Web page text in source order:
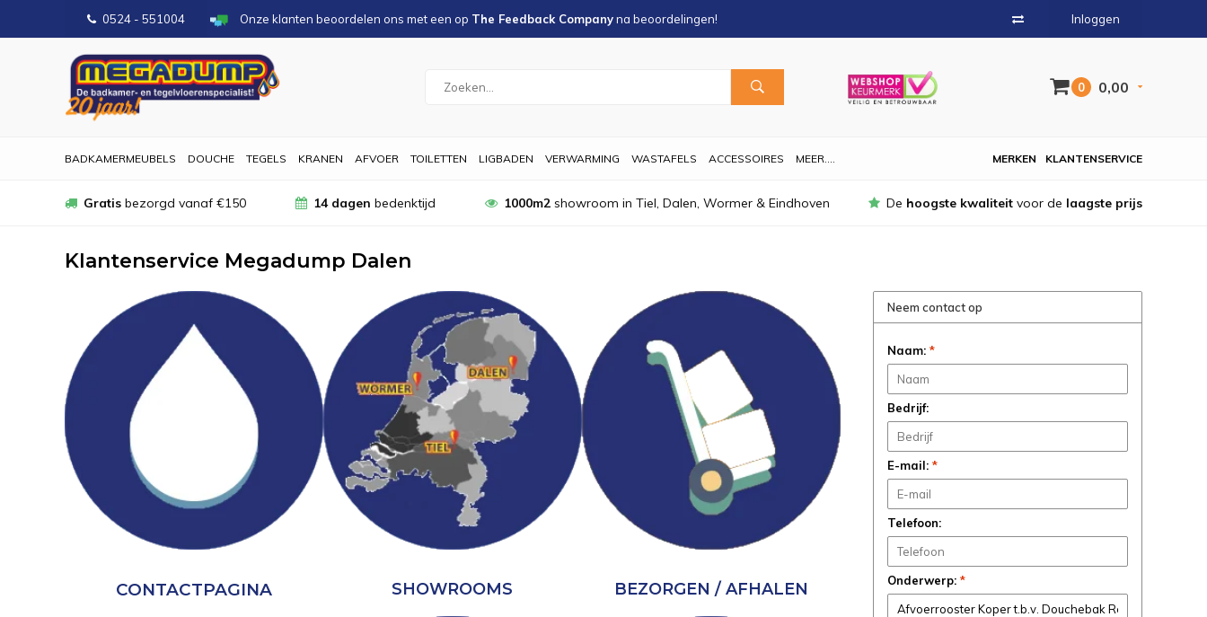
0524 - 551004 Onze klanten beoordelen ons met een op The Feedback Companyna beoordelingen! Inloggen
0 0,00
BADKAMERMEUBELS DOUCHE TEGELS KRANEN AFVOER TOILETTEN LIGBADEN VERWARMING WASTAFELS ACCESSOIRES MEER.... KLANTENSERVICE
MERKEN
Gratis bezorgd vanaf €150 14 dagen bedenktijd 1000m2showroom in Tiel, Dalen, Wormer & Eindhoven De hoogste kwaliteit voor de laagste prijs
Klantenservice Megadump Dalen
CONTACTPAGINA SHOWROOMS BEZORGEN / AFHALEN
Neem contact op
Naam: *
Bedrijf:
E-mail: *
Telefoon:
Onderwerp: *